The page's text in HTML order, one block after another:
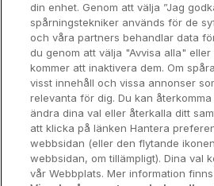
Sure Hotel
Focus
Örnsköldsvik
9
Excellent
☕ Incl Breakfast
Sold out
Check
Spahotell
Sydsverige
Om
Nya hotell
din enhet. Genom att välja ”Jag
spårningstekniker används för de
och våra partners behandlar data
du genom att välja "Avvisa alla"
kommer att inaktivera dem. Om
visst innehåll och vissa annonser
relevanta för dig. Du kan
ändra dina val eller återkalla ditt
att klicka på länken Hantera
webbsidan (eller den flytande
webbsidan, om tillämpligt). Dina val
vår Webbplats. Mer information